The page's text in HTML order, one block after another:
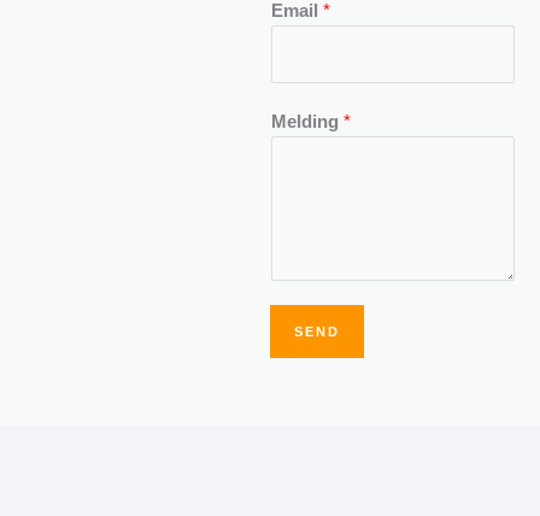
Email *
Melding *
SEND